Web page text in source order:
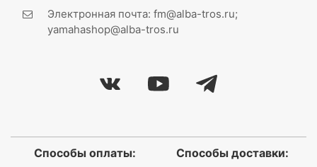
Электронная почта: fm@alba-tros.ru;
yamahashop@alba-tros.ru
Способы оплаты: Способы доставки: